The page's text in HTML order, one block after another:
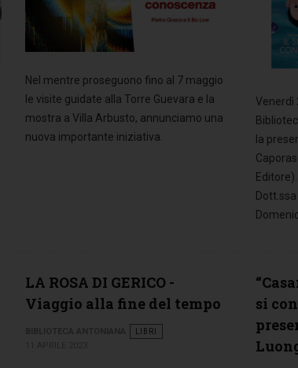
Nel mentre proseguono fino al 7 maggio
le visite guidate alla Torre Guevara e la
mostra a Villa Arbusto, annunciamo una
nuova importante iniziativa.
Venerdì
la
LA ROSA DI GERICO -
Viaggio alla fine del tempo
LIBRI
si